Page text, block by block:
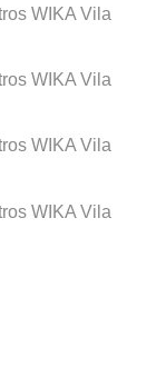
WIKA
de
você
a
WIKA Vila
WIKA Vila
WIKA Vila
WIKA Vila